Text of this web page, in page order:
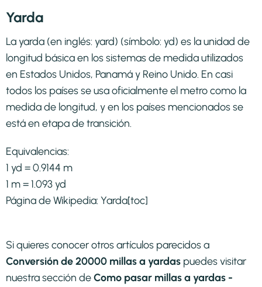
Yarda
La yarda (en inglés: yard) (símbolo: yd) es la unidad de
longitud básica en los sistemas de medida utilizados
en Estados Unidos, Panamá y Reino Unido. En casi
todos los países se usa oficialmente el metro como la
medida de longitud, y en los países mencionados se
está en etapa de transición.​
Equivalencias:
1 yd = 0.9144 m
1 m = 1.093 yd
Página de Wikipedia: Yarda[toc]
Si quieres conocer otros artículos parecidos a
Conversión de 20000 millas a yardas puedes visitar
nuestra sección deComo pasar millas a yardas -